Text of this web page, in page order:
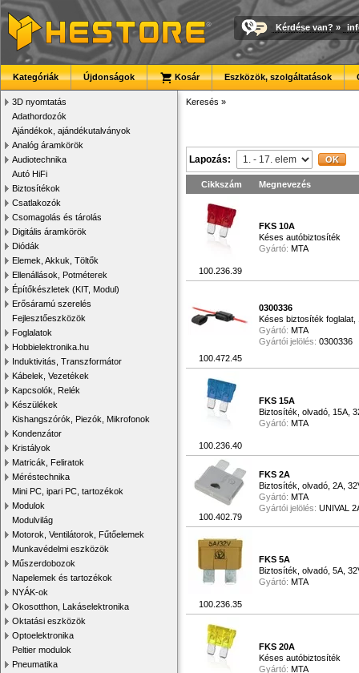
Kérdése van? »
Kategóriák Újdonságok Kosár Eszközök, szolgáltatások
3D nyomtatás
Adathordozók
Ajándékok, ajándékutalványok
Analóg áramkörök
Audiotechnika
Autó HiFi
Biztosítékok
Csatlakozók
Csomagolás és tárolás
Digitális áramkörök
Diódák
Elemek, Akkuk, Töltők
Ellenállások, Potméterek
Építőkészletek (KIT, Modul)
Erősáramú szerelés
Fejlesztőeszközök
Foglalatok
Hobbielektronika.hu
Induktivitás, Transzformátor
Kábelek, Vezetékek
Kapcsolók, Relék
Készülékek
Kishangszórók, Piezók, Mikrofonok
Kondenzátor
Kristályok
Matricák, Feliratok
Méréstechnika
Mini PC, ipari PC, tartozékok
Modulok
Modulvilág
Motorok, Ventilátorok, Fűtőelemek
Munkavédelmi eszközök
Műszerdobozok
Napelemek és tartozékok
NYÁK-ok
Okosotthon, Lakáselektronika
Oktatási eszközök
Optoelektronika
Peltier modulok
Pneumatika
Keresés »
Lapozás:
Cikkszám Megnevezés
100.236.39
FKS 10A
Késes autóbiztosíték
Gyártó: MTA
100.472.45
0300336
Késes biztosíték foglalat,
Gyártó: MTA
Gyártói jelölés: 0300336
100.236.40
FKS 15A
Biztosíték, olvadó, 15A,
Gyártó: MTA
100.402.79
FKS 2A
Biztosíték, olvadó, 2A,
Gyártó: MTA
Gyártói jelölés: UNIVAL
100.236.35
FKS 5A
Biztosíték, olvadó, 5A,
Gyártó: MTA
FKS 20A
Késes autóbiztosíték
Gyártó: MTA